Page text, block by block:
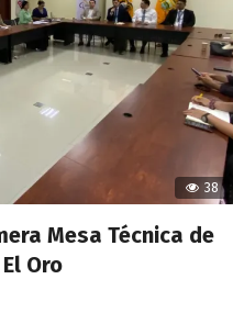
38
Mesa Técnica de
Oro